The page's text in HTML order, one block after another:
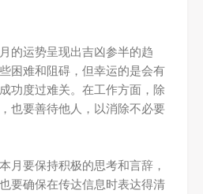
的运势呈现出吉凶参半的趋
困难和阻碍，但幸运的是会有
功度过难关。在工作方面，除
也要善待他人，以消除不必要
月要保持积极的思考和言辞，
要确保在传达信息时表达得清